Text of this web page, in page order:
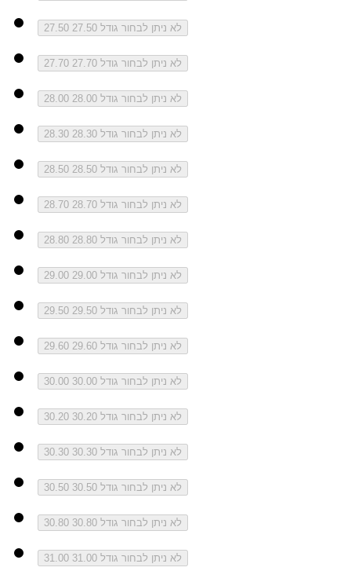
27.50 לא ניתן לבחור גודל 27.50
27.70 לא ניתן לבחור גודל 27.70
28.00 לא ניתן לבחור גודל 28.00
28.30 לא ניתן לבחור גודל 28.30
28.50 לא ניתן לבחור גודל 28.50
28.70 לא ניתן לבחור גודל 28.70
28.80 לא ניתן לבחור גודל 28.80
29.00 לא ניתן לבחור גודל 29.00
29.50 לא ניתן לבחור גודל 29.50
29.60 לא ניתן לבחור גודל 29.60
30.00 לא ניתן לבחור גודל 30.00
30.20 לא ניתן לבחור גודל 30.20
30.30 לא ניתן לבחור גודל 30.30
30.50 לא ניתן לבחור גודל 30.50
30.80 לא ניתן לבחור גודל 30.80
31.00 לא ניתן לבחור גודל 31.00